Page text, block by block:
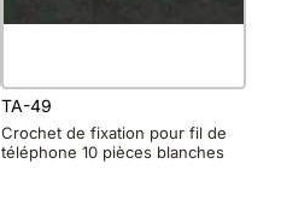
TA-49
Crochet de fixation pour fil de
téléphone 10 pièces blanches